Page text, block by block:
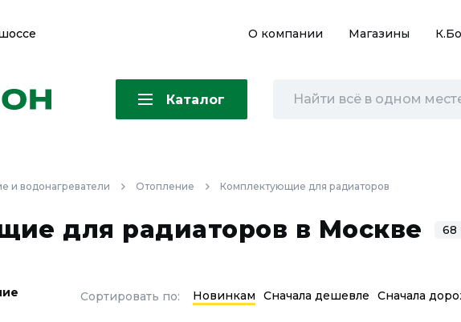
О компании Магазины
Каталог
и водонагреватели Отопление Комплектующие для радиаторов
для радиаторов в Москве 68
Сортировать по: Новинкам Сначала дешевле Сначала